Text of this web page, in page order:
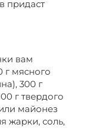
придаст
вам
г мясного
300 г
г твердого
майонез
жарки, соль,